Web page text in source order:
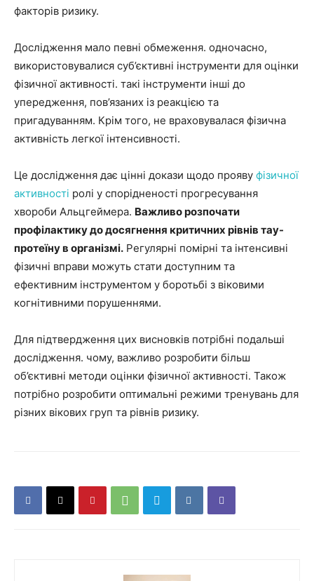
факторів ризику.
Дослідження мало певні обмеження. одночасно,
використовувалися суб’єктивні інструменти для оцінки
фізичної активності. такі інструменти інші до
упередження, пов’язаних із реакцією та
пригадуванням. Крім того, не враховувалася фізична
активність легкої інтенсивності.
Це дослідження дає цінні докази щодо прояву фізичної
активності ролі у спорідненості прогресування
хвороби Альцгеймера. Важливо розпочати
профілактику до досягнення критичних рівнів тау-
протеїну в організмі. Регулярні помірні та інтенсивні
фізичні вправи можуть стати доступним та
ефективним інструментом у боротьбі з віковими
когнітивними порушеннями.
Для підтвердження цих висновків потрібні подальші
дослідження. чому, важливо розробити більш
об’єктивні методи оцінки фізичної активності. Також
потрібно розробити оптимальні режими тренувань для
різних вікових груп та рівнів ризику.